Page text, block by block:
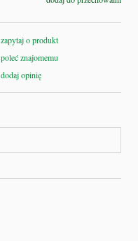
zapytaj o produkt
poleć znajomemu
dodaj opinię